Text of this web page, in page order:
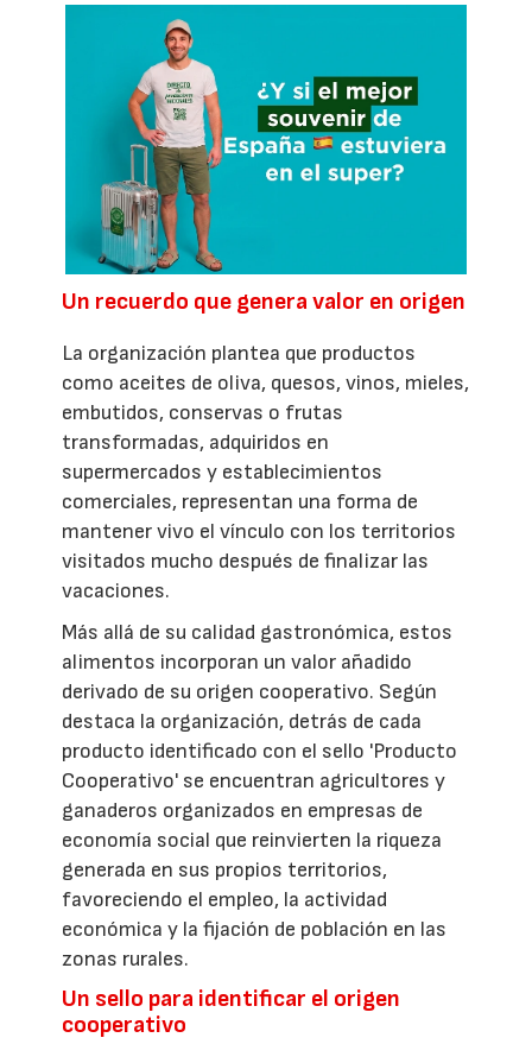
Un recuerdo que genera valor en origen
La organización plantea que productos
como aceites de oliva, quesos, vinos, mieles,
embutidos, conservas o frutas
transformadas, adquiridos en
supermercados y establecimientos
comerciales, representan una forma de
mantener vivo el vínculo con los territorios
visitados mucho después de finalizar las
vacaciones.
Más allá de su calidad gastronómica, estos
alimentos incorporan un valor añadido
derivado de su origen cooperativo. Según
destaca la organización, detrás de cada
producto identificado con el sello 'Producto
Cooperativo' se encuentran agricultores y
ganaderos organizados en empresas de
economía social que reinvierten la riqueza
generada en sus propios territorios,
favoreciendo el empleo, la actividad
económica y la fijación de población en las
zonas rurales.
Un sello para identificar el origen
cooperativo